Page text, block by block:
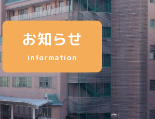
お知らせ
information